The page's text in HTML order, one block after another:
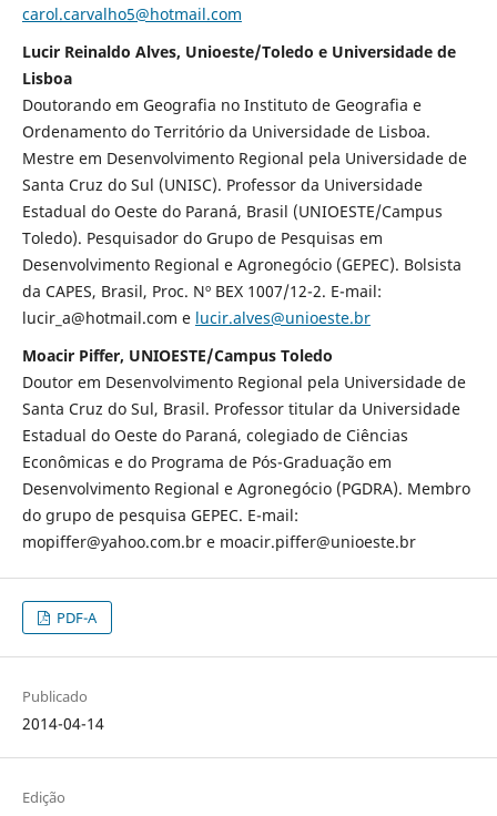
carol.carvalho5@hotmail.com
Lucir Reinaldo Alves, Unioeste/Toledo e Universidade de
Lisboa
Doutorando em Geografia no Instituto de Geografia e
Ordenamento do Território da Universidade de Lisboa.
Mestre em Desenvolvimento Regional pela Universidade de
Santa Cruz do Sul (UNISC). Professor da Universidade
Estadual do Oeste do Paraná, Brasil (UNIOESTE/Campus
Toledo). Pesquisador do Grupo de Pesquisas em
Desenvolvimento Regional e Agronegócio (GEPEC). Bolsista
da CAPES, Brasil, Proc. Nº BEX 1007/12-2. E-mail:
lucir_a@hotmail.com e lucir.alves@unioeste.br
Moacir Piffer, UNIOESTE/Campus Toledo
Doutor em Desenvolvimento Regional pela Universidade de
Santa Cruz do Sul, Brasil. Professor titular da Universidade
Estadual do Oeste do Paraná, colegiado de Ciências
Econômicas e do Programa de Pós-Graduação em
Desenvolvimento Regional e Agronegócio (PGDRA). Membro
do grupo de pesquisa GEPEC. E-mail:
mopiffer@yahoo.com.br e moacir.piffer@unioeste.br
PDF-A
Publicado
2014-04-14
Edição